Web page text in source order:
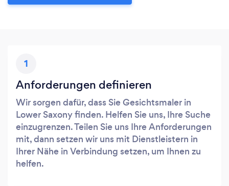
1
Anforderungen definieren
Wir sorgen dafür, dass Sie Gesichtsmaler in
Lower Saxony finden. Helfen Sie uns, Ihre Suche
einzugrenzen. Teilen Sie uns Ihre Anforderungen
mit, dann setzen wir uns mit Dienstleistern in
Ihrer Nähe in Verbindung setzen, um Ihnen zu
helfen.